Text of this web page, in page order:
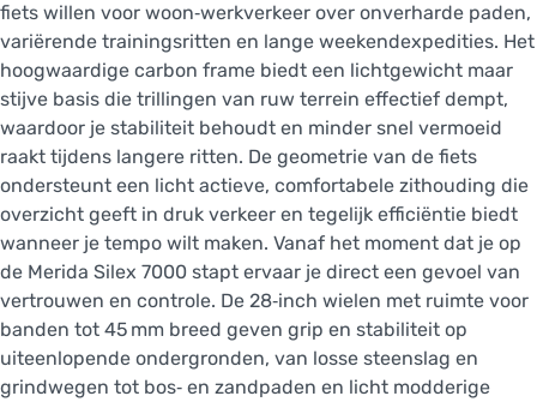
fiets willen voor woon‑werkverkeer over onverharde paden,
variërende trainingsritten en lange weekendexpedities. Het
hoogwaardige carbon frame biedt een lichtgewicht maar
stijve basis die trillingen van ruw terrein effectief dempt,
waardoor je stabiliteit behoudt en minder snel vermoeid
raakt tijdens langere ritten. De geometrie van de fiets
ondersteunt een licht actieve, comfortabele zithouding die
overzicht geeft in druk verkeer en tegelijk efficiëntie biedt
wanneer je tempo wilt maken. Vanaf het moment dat je op
de Merida Silex 7000 stapt ervaar je direct een gevoel van
vertrouwen en controle. De 28‑inch wielen met ruimte voor
banden tot 45 mm breed geven grip en stabiliteit op
uiteenlopende ondergronden, van losse steenslag en
grindwegen tot bos‑ en zandpaden en licht modderige